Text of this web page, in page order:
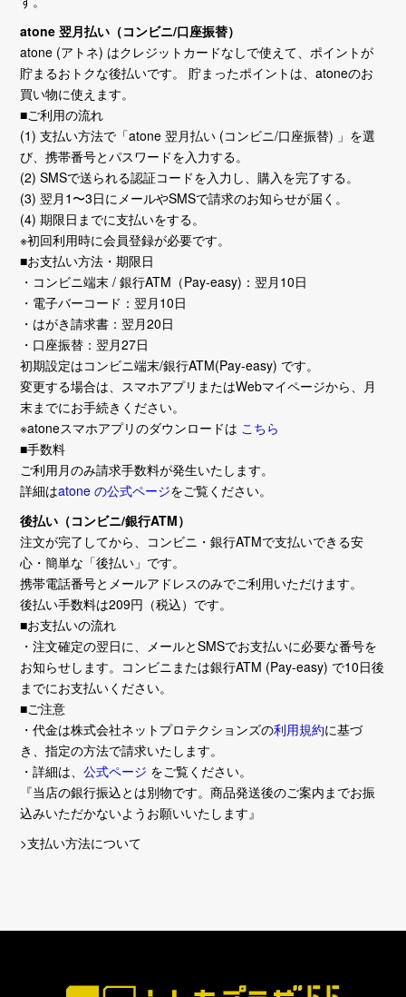
atone 翌月払い（コンビニ/口座振替）
atone (アトネ) はクレジットカードなしで使えて、ポイントが
貯まるおトクな後払いです。 貯まったポイントは、atoneのお
買い物に使えます。
■ご利用の流れ
(1) 支払い方法で「atone 翌月払い (コンビニ/口座振替) 」を選
び、携帯番号とパスワードを入力する。
(2) SMSで送られる認証コードを入力し、購入を完了する。
(3) 翌月1〜3日にメールやSMSで請求のお知らせが届く。
(4) 期限日までに支払いをする。
※初回利用時に会員登録が必要です。
■お支払い方法・期限日
・コンビニ端末 / 銀行ATM（Pay-easy)：翌月10日
・電子バーコード：翌月10日
・はがき請求書：翌月20日
・口座振替：翌月27日
初期設定はコンビニ端末/銀行ATM(Pay-easy) です。
変更する場合は、スマホアプリまたはWebマイページから、月
末までにお手続きください。
※atoneスマホアプリのダウンロードは こちら
■手数料
ご利用月のみ請求手数料が発生いたします。
詳細はatone の公式ページをご覧ください。
後払い（コンビニ/銀行ATM）
注文が完了してから、コンビニ・銀行ATMで支払いできる安
心・簡単な「後払い」です。
携帯電話番号とメールアドレスのみでご利用いただけます。
後払い手数料は209円（税込）です。
■お支払いの流れ
・注文確定の翌日に、メールとSMSでお支払いに必要な番号を
お知らせします。コンビニまたは銀行ATM (Pay-easy) で10日後
までにお支払いください。
■ご注意
・代金は株式会社ネットプロテクションズの利用規約に基づ
き、指定の方法で請求いたします。
・詳細は、公式ページ をご覧ください。
『当店の銀行振込とは別物です。商品発送後のご案内までお振
込みいただかないようお願いいたします』
>支払い方法について